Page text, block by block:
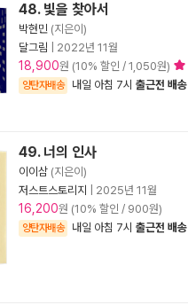
48. 빛을 찾아서
박현민 (지은이)
달그림
2022년 11월
18,900원 (10% 할인 / 1,050원)
양탄자배송 내일 아침 7시 출근전 배송
49. 너의 인사
이이삼 (지은이)
저스트스토리지
2025년 11월
16,200원 (10% 할인 / 900원)
양탄자배송 내일 아침 7시 출근전 배송